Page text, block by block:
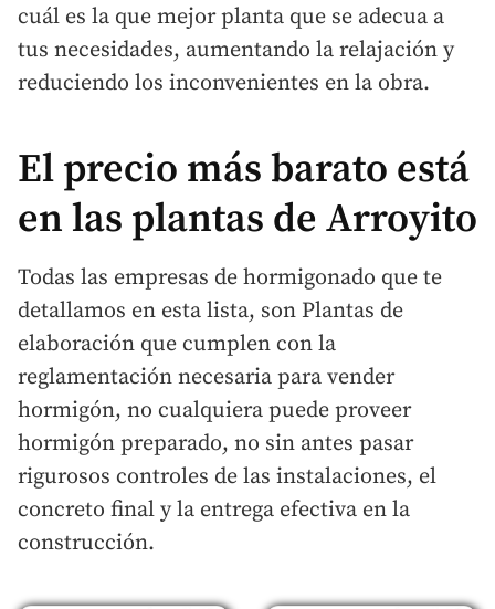
cuál es la que mejor planta que se adecua a
tus necesidades, aumentando la relajación y
reduciendo los inconvenientes en la obra.
El precio más barato está
en las plantas de Arroyito
Todas las empresas de hormigonado que te
detallamos en esta lista, son Plantas de
elaboración que cumplen con la
reglamentación necesaria para vender
hormigón, no cualquiera puede proveer
hormigón preparado, no sin antes pasar
rigurosos controles de las instalaciones, el
concreto final y la entrega efectiva en la
construcción.